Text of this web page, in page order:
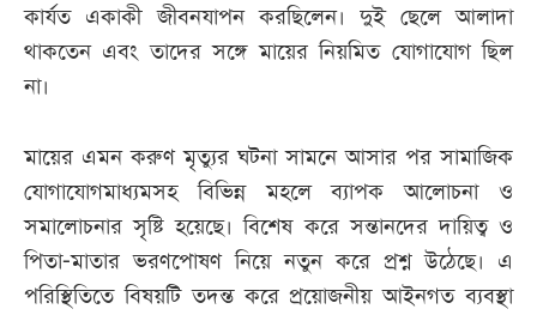
কার্যত একাকী জীবনযাপন করছিলেন। দুই ছেলে আলাদা
থাকতেন এবং তাদের সঙ্গে মায়ের নিয়মিত যোগাযোগ ছিল
না।
মায়ের এমন করুণ মৃত্যুর ঘটনা সামনে আসার পর সামাজিক
যোগাযোগমাধ্যমসহ বিভিন্ন মহলে ব্যাপক আলোচনা ও
সমালোচনার সৃষ্টি হয়েছে। বিশেষ করে সন্তানদের দায়িত্ব ও
পিতা-মাতার ভরণপোষণ নিয়ে নতুন করে প্রশ্ন উঠেছে। এ
পরিস্থিতিতে বিষয়টি তদন্ত করে প্রয়োজনীয় আইনগত ব্যবস্থা